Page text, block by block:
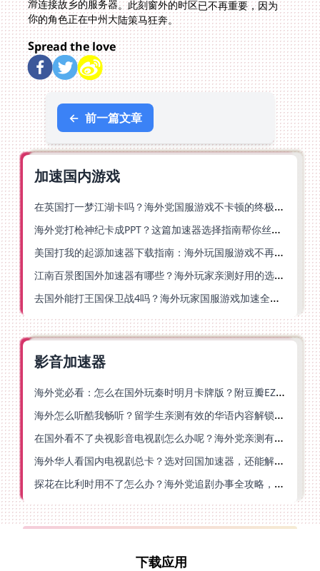
你的角色正在中州大陆策马狂奔。
Spread the love
← 前一篇文章
加速国内游戏
在英国打一梦江湖卡吗？海外党国服游戏不卡顿的终极解法
海外党打枪神纪卡成PPT？这篇加速器选择指南帮你丝滑上分
美国打我的起源加速器下载指南：海外玩国服游戏不再卡的终极方案
江南百景图国外加速器有哪些？海外玩家亲测好用的选择与避坑指南
去国外能打王国保卫战4吗？海外玩家国服游戏加速全攻略（附公主连结幻想江湖实测）
影音加速器
海外党必看：怎么在国外玩秦时明月卡牌版？附豆瓣EZCast地区限制破解法
海外怎么听酷我畅听？留学生亲测有效的华语内容解锁指南
在国外看不了央视影音电视剧怎么办呢？海外党亲测有效的回国加速方案
海外华人看国内电视剧总卡？选对回国加速器，还能解决菲律宾打不开反诈中心的问题
探花在比利时用不了怎么办？海外党追剧办事全攻略，选对加速器就够了
下载应用